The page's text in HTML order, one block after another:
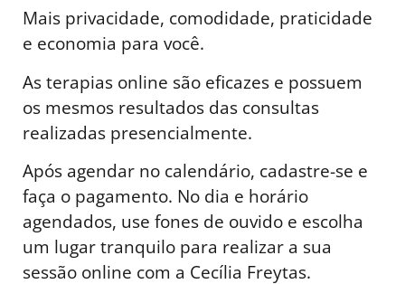
Mais privacidade, comodidade, praticidade
e economia para você.
As terapias online são eficazes e possuem
os mesmos resultados das consultas
realizadas presencialmente.
Após agendar no calendário, cadastre-se e
faça o pagamento. No dia e horário
agendados, use fones de ouvido e escolha
um lugar tranquilo para realizar a sua
sessão online com a Cecília Freytas.